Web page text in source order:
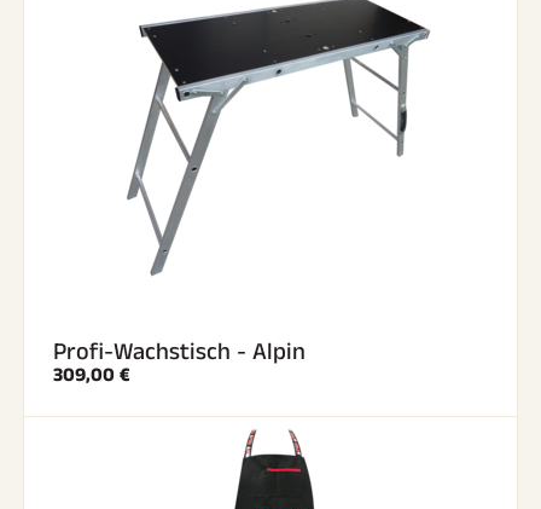
Profi-Wachstisch - Alpin
309,00 €